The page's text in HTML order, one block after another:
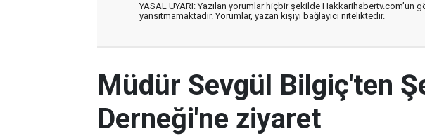
YASAL UYARI: Yazılan yorumlar hiçbir şekilde Hakkarihabertv.com’un
yansıtmamaktadır. Yorumlar, yazan kişiyi bağlayıcı niteliktedir.
Müdür Sevgül Bilgiç'ten
Derneği'ne ziyaret